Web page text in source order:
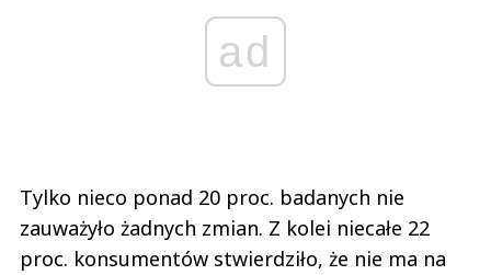
ad
Tylko nieco ponad 20 proc. badanych nie
zauważyło żadnych zmian. Z kolei niecałe 22
proc. konsumentów stwierdziło, że nie ma na